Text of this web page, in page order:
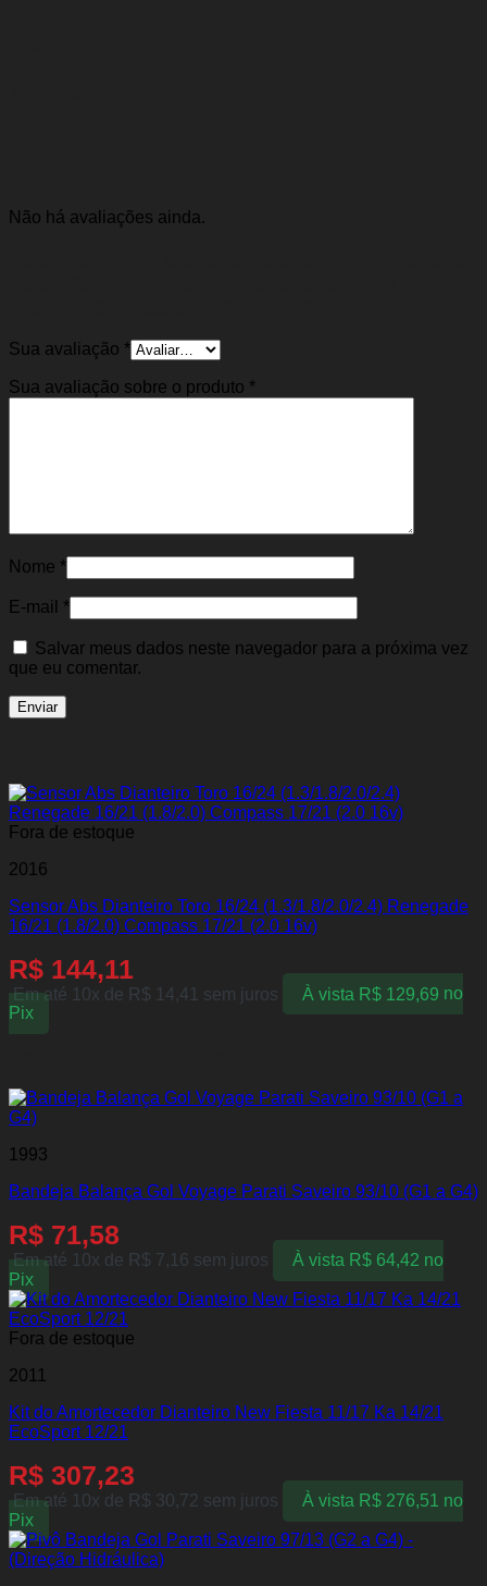
Não há avaliações ainda.
Sua avaliação *
Sua avaliação sobre o produto *
Nome *
E-mail *
Salvar meus dados neste navegador para a próxima vez
que eu comentar.
Fora de estoque
2016
Sensor Abs Dianteiro Toro 16/24 (1.3/1.8/2.0/2.4) Renegade
16/21 (1.8/2.0) Compass 17/21 (2.0 16v)
R$ 144,11
Em até 10x de R$ 14,41 sem juros À vista R$129,69 no
Pix
1993
Bandeja Balança Gol Voyage Parati Saveiro 93/10 (G1 a G4)
R$ 71,58
Em até 10x de R$ 7,16 sem juros À vista R$64,42 no
Pix
Fora de estoque
2011
Kit do Amortecedor Dianteiro New Fiesta 11/17 Ka 14/21
EcoSport 12/21
R$ 307,23
Em até 10x de R$ 30,72 sem juros À vista R$276,51 no
Pix